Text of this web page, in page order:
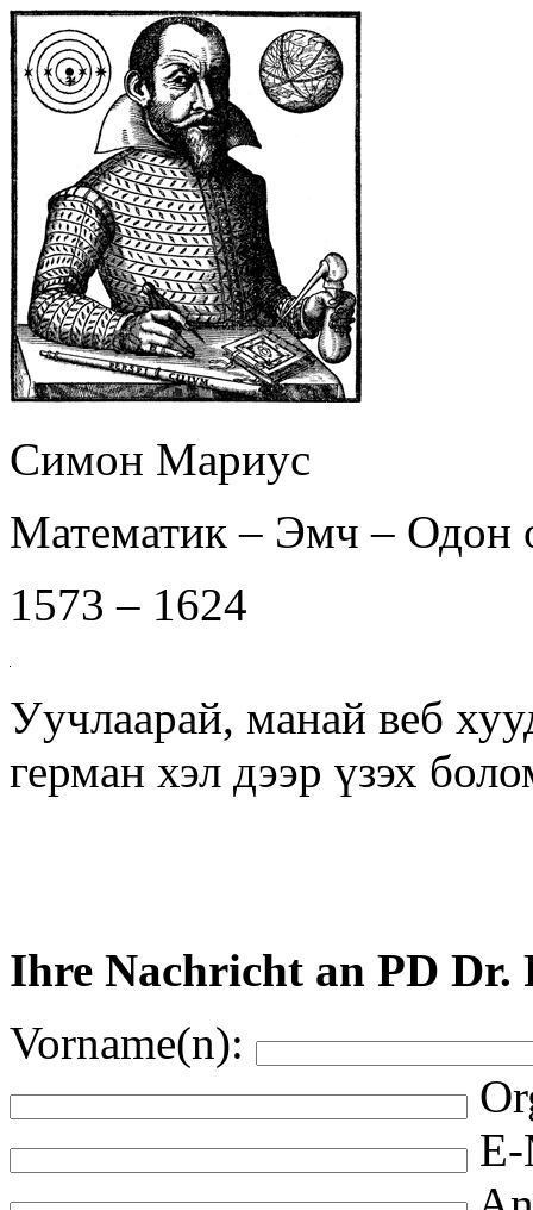
Симон Мариус
Математик – Эмч – Одон
1573 – 1624
Уучлаарай, манай веб
герман хэл дээр үзэх
Ihre Nachricht an PD
Vorname(n):